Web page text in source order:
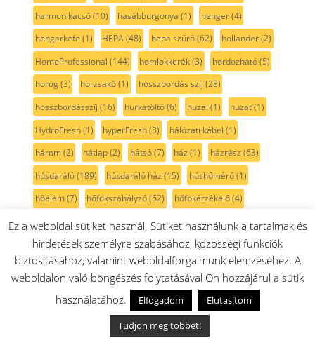
harmonikacső(10) hasábburgonya (1) henger(4)
hengerkefe (1) HEPA(48) hepa szűrő(62) hollander(2)
HomeProfessional (144) homlokkerék(3) hordozható(5)
horog(3) horzsakő(1) hosszbordás szíj (28)
hosszbordásszíj (16) hurkatöltő(6) huzal (1) huzat(1)
HydroFresh(1) hyperFresh(3) hálózati kábel (1)
három(2) hátlap(2) hátsó(7) ház (1) házrész (63)
húsdaráló(189) húsdaráló ház (15) húshőmérő(1)
hőelem(7) hőfokszabályzó(52) hőfokérzékelő(4)
hőkioldó (3) hőkorlátozó (1) hőmérsékletkorlátozó
(4)
hőmérsékletszabályozó(28) hőmérsékletszabályzó (29)
hőmérő(5) hőszigetelt(2) hőszivattyús szárítógép (25)
hőálló izzó(15) hőérzékelő(13) hűtő(393)
(41) hűtőajtógumi(31) hűtőajtópolc(34)
(26) Hűtőajtó zsanérok/ajtópántok
Ez a weboldal sütiket használ. Sütiket használunk a tartalmak és
hirdetések személyre szabásához, közösségi funkciók
biztosításához, valamint weboldalforgalmunk elemzéséhez. A
weboldalon való böngészés folytatásával Ön hozzájárul a sütik
használatához.
Elfogadom
Elutasítom
Tudjon meg többet!